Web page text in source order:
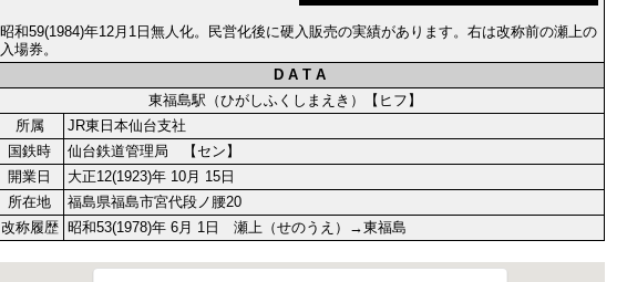
昭和59(1984)年12月1日無人化。民営化後に硬入販売の実績があります。右は改称前の瀬上の
入場券。
D A T A
東福島駅（ひがしふくしまえき）【ヒフ】
所属
JR東日本仙台支社
国鉄時
仙台鉄道管理局 【セン】
開業日
大正12(1923)年 10月 15日
所在地
福島県福島市宮代段ノ腰20
改称履歴
昭和53(1978)年 6月 1日 瀬上（せのうえ）→東福島